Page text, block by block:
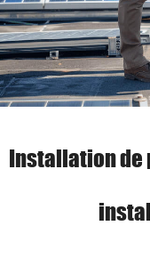
Installation de